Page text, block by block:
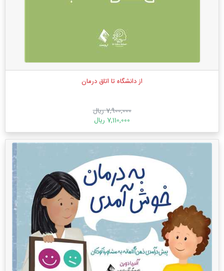
از دانشگاه تا اتاق درمان
7,900,000 ریال
7,110,000 ریال